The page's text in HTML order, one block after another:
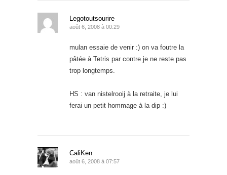
Legotoutsourire
août 6, 2008 à 00:29
mulan essaie de venir :) on va foutre la
pâtée à Tetris par contre je ne reste pas
trop longtemps.
HS : van nistelrooij à la retraite, je lui
ferai un petit hommage à la dip :)
CaliKen
août 6, 2008 à 07:57